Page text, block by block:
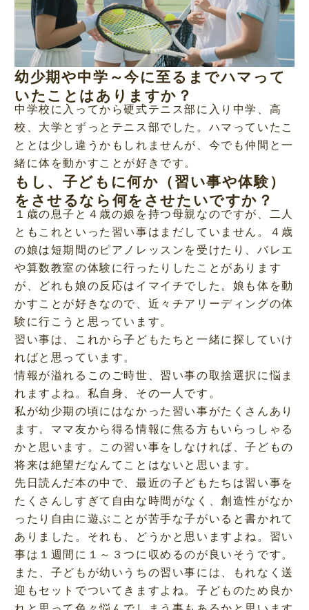
幼少期や中学～今に至るまでハマって
いたことはありますか？
中学校に入ってから硬式テニス部に入り中学、高
校、大学とずっとテニス部でした。ハマっていたこ
ととは少し違うかもしれませんが、今でも仲間と一
緒に体を動かすことが好きです。
もし、子どもに何か（習い事や体験）
をさせるなら何をさせたいですか？
１歳の息子と４歳の娘を持つ母親なのですが、二人
ともこれといった習い事はまだしていません。４歳
の娘は短期間のピアノレッスンを受けたり、バレエ
や算数教室の体験に行ったりしたことがあります
が、どれも娘の反応はイマイチでした。娘も体を動
かすことが好きなので、近々チアリーディングの体
験に行こうと思っています。
習い事は、これから子どもたちと一緒に探していけ
ればと思っています。
情報が溢れるこのご時世、習い事の取捨選択に悩ま
れますよね。私自身、その一人です。
私が幼少期の頃にはなかった習い事がたくさんあり
ます。ママ友から得る情報に焦る方もいらっしゃる
かと思います。この習い事をしなければ、子どもの
将来は絶望だなんてことはないと思います。
先日読んだ本の中で、最近の子どもたちは習い事を
たくさんしすぎて自由な時間がなく、創造性がなか
ったり自由に遊ぶことが苦手な子がいると書かれて
ありました。それも、どうかと思いますよね。習い
事は１週間に１～３つに収めるのが良いそうです。
また、子どもが幼いうちの習い事には、もれなく送
迎もセットでついてきますよね。子どものため良か